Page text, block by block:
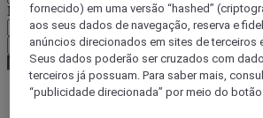
Moeda
Confirmar minha moeda
fornecido) em uma versão “hashed”
aos seus dados de navegação, reserva e
anúncios direcionados em sites de terceiros
Seus dados poderão ser cruzados com
terceiros já possuam. Para saber mais,
“publicidade direcionada” por meio do botão